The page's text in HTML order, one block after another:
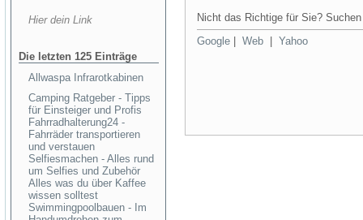
Hier dein Link
Die letzten 125 Einträge
Allwaspa Infrarotkabinen
Camping Ratgeber - Tipps
für Einsteiger und Profis
Fahrradhalterung24 -
Fahrräder transportieren
und verstauen
Selfiesmachen - Alles rund
um Selfies und Zubehör
Alles was du über Kaffee
wissen solltest
Swimmingpoolbauen - Im
Nicht das Richtige für Sie?
Google
Web Yahoo